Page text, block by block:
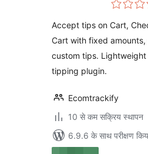
Accept tips on Cart,
Cart with fixed
custom tips. Lightweight
tipping plugin.
Ecomtrackify
10 से कम सक्रिय स्थापन
6.9.6 के साथ परीक्षण